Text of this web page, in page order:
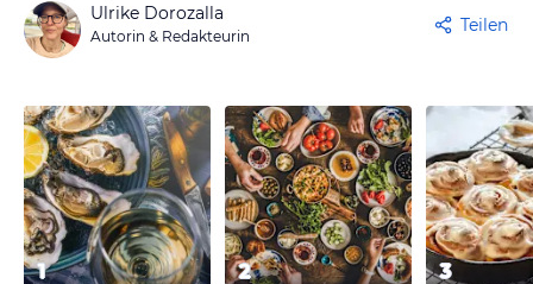
Ulrike Dorozalla
Autorin & Redakteurin
Teilen
1 2 3